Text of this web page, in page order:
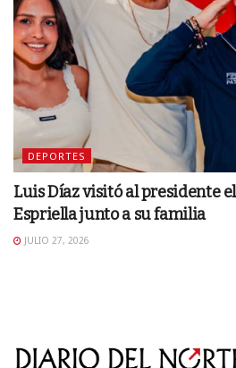
DEPORTES
Luis Díaz visitó al presidente
Espriella junto a su familia
JULIO 27, 2026